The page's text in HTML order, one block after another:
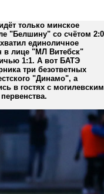
только минское
"Белшину" со счётом
единоличное
в лице "МЛ Витебск"
1:1. А вот БАТЭ
три безответных
"Динамо", а
в гостях с могилевским